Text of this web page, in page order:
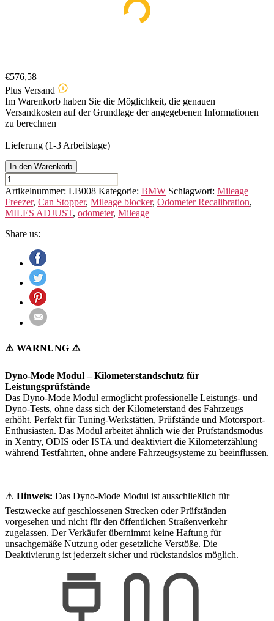
€576,58
Plus Versand
Im Warenkorb haben Sie die Möglichkeit, die genauen
Versandkosten auf der Grundlage der angegebenen Informationen
zu berechnen
Lieferung (1-3 Arbeitstage)
In den Warenkorb
BMW
1ER
F20/F21
Menge
Artikelnummer: LB008 Kategorie: BMW Schlagwort: Mileage
Freezer, Can Stopper, Mileage blocker, Odometer Recalibration,
MILES ADJUST, odometer, Mileage
Share us:
⚠️ WARNUNG ⚠️
Dyno-Mode Modul – Kilometerstandschutz für
Leistungsprüfstände
Das Dyno-Mode Modul ermöglicht professionelle Leistungs- und
Dyno-Tests, ohne dass sich der Kilometerstand des Fahrzeugs
erhöht. Perfekt für Tuning-Werkstätten, Prüfstände und Motorsport-
Enthusiasten. Das Modul arbeitet ähnlich wie der Prüfstandsmodus
in Xentry, ODIS oder ISTA und deaktiviert die Kilometerzählung
während Testfahrten, ohne andere Fahrzeugsysteme zu beeinflussen.
⚠️ Hinweis: Das Dyno-Mode Modul ist ausschließlich für
Testzwecke auf geschlossenen Strecken oder Prüfständen
vorgesehen und nicht für den öffentlichen Straßenverkehr
zugelassen. Der Verkäufer übernimmt keine Haftung für
unsachgemäße Nutzung oder gesetzliche Verstöße. Die
Deaktivierung ist jederzeit sicher und rückstandslos möglich.